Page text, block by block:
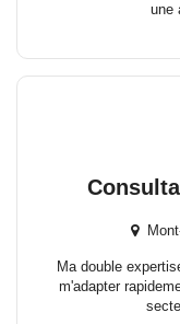
une
Ma double
m'adapter